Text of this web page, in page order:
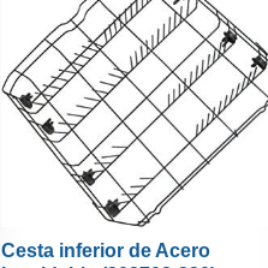
Cesta inferior de Acero